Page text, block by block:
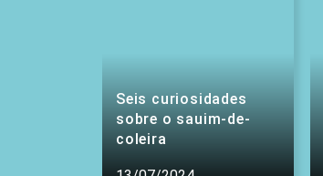
Seis curiosidades
sobre o sauim-de-
coleira